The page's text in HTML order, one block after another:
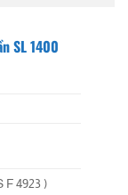
SL 1400
F 4923 )